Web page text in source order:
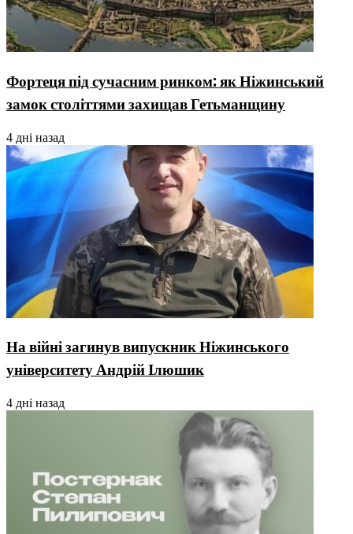
Фортеця під сучасним ринком: як Ніжинський
замок століттями захищав Гетьманщину
4 дні назад
На війні загинув випускник Ніжинського
університету Андрій Ілюшик
4 дні назад